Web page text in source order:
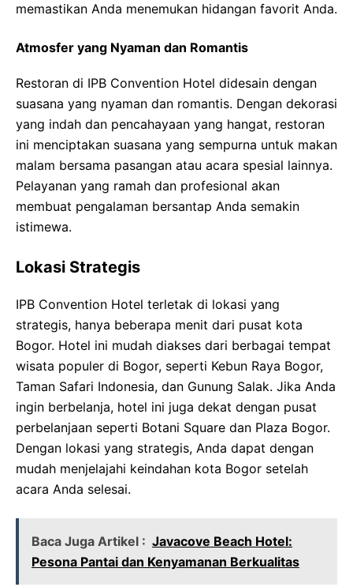
memastikan Anda menemukan hidangan favorit Anda.
Atmosfer yang Nyaman dan Romantis
Restoran di IPB Convention Hotel didesain dengan
suasana yang nyaman dan romantis. Dengan dekorasi
yang indah dan pencahayaan yang hangat, restoran
ini menciptakan suasana yang sempurna untuk makan
malam bersama pasangan atau acara spesial lainnya.
Pelayanan yang ramah dan profesional akan
membuat pengalaman bersantap Anda semakin
istimewa.
Lokasi Strategis
IPB Convention Hotel terletak di lokasi yang
strategis, hanya beberapa menit dari pusat kota
Bogor. Hotel ini mudah diakses dari berbagai tempat
wisata populer di Bogor, seperti Kebun Raya Bogor,
Taman Safari Indonesia, dan Gunung Salak. Jika Anda
ingin berbelanja, hotel ini juga dekat dengan pusat
perbelanjaan seperti Botani Square dan Plaza Bogor.
Dengan lokasi yang strategis, Anda dapat dengan
mudah menjelajahi keindahan kota Bogor setelah
acara Anda selesai.
Baca Juga Artikel : Javacove Beach Hotel:
Pesona Pantai dan Kenyamanan Berkualitas